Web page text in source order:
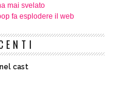
mai svelato
fa esplodere il web
cast